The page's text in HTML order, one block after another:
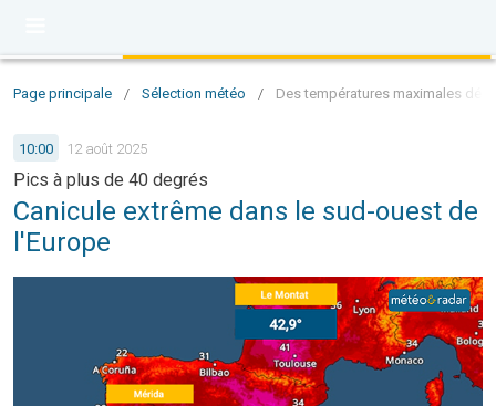
Page principale / Sélection météo / Des températures maximales
10:00 12 août 2025
Pics à plus de 40 degrés
Canicule extrême dans le sud-ouest de
l'Europe